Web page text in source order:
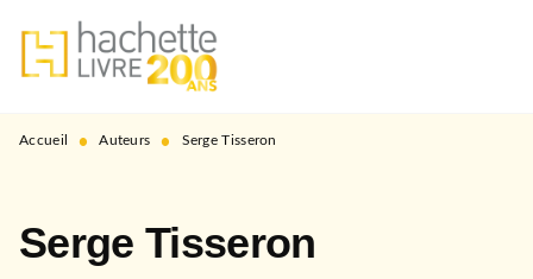
MENU RECHERCHE
PIED DE PAGE
Accueil • Auteurs • Serge Tisseron
Serge Tisseron